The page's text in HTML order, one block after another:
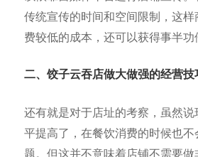
传统宣传的时间和空间限制，这
费较低的成本，还可以获得事半功
二、饺子云吞店做大做强的经营技
还有就是对于店址的考察，虽然说
平提高了，在餐饮消费的时候也不
题。但这并不意味着店铺不需要